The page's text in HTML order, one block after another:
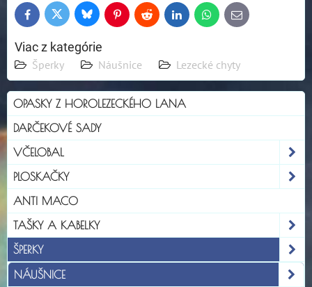
FacebookTwitter BlueskyPinterestReddit LinkedInWhatsApp
E-
mail
Viac z kategórie
Šperky Náušnice Lezecké chyty
OPASKY Z HOROLEZECKÉHO LANA
DARČEKOVÉ SADY
VČELOBAL
PLOSKAČKY
ANTI MACO
TAŠKY A KABELKY
ŠPERKY
NÁUŠNICE